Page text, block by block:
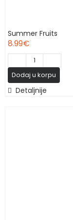
Summer Fruits
8.99€
Summer
Fruits
количина
Dodaj u korpu
Detaljnije